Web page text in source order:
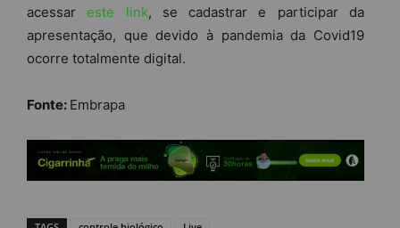
acessar este link, se cadastrar e participar da
apresentação, que devido à pandemia da Covid19
ocorre totalmente digital.
Fonte: Embrapa